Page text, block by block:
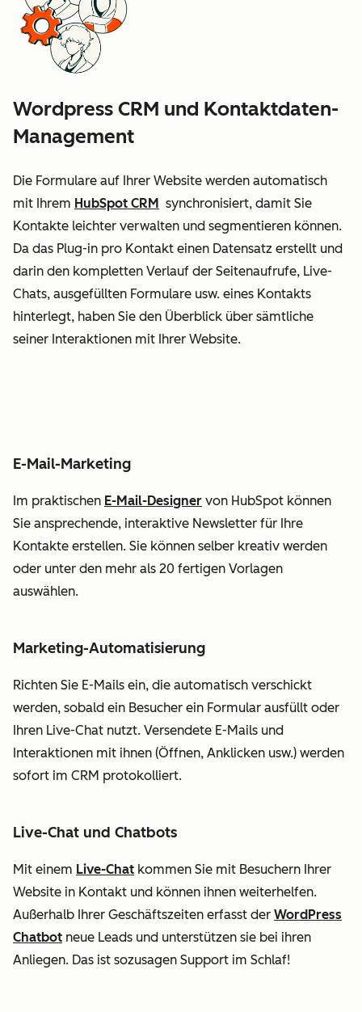
Wordpress CRM und Kontaktdaten-
Management
Die Formulare auf Ihrer Website werden automatisch
mit Ihrem HubSpot CRM synchronisiert, damit Sie
Kontakte leichter verwalten und segmentieren können.
Da das Plug-in pro Kontakt einen Datensatz erstellt und
darin den kompletten Verlauf der Seitenaufrufe, Live-
Chats, ausgefüllten Formulare usw. eines Kontakts
hinterlegt, haben Sie den Überblick über sämtliche
seiner Interaktionen mit Ihrer Website.
E-Mail-Marketing
Im praktischen E-Mail-Designer von HubSpot können
Sie ansprechende, interaktive Newsletter für Ihre
Kontakte erstellen. Sie können selber kreativ werden
oder unter den mehr als 20 fertigen Vorlagen
auswählen.
Marketing-Automatisierung
Richten Sie E-Mails ein, die automatisch verschickt
werden, sobald ein Besucher ein Formular ausfüllt oder
Ihren Live-Chat nutzt. Versendete E-Mails und
Interaktionen mit ihnen (Öffnen, Anklicken usw.) werden
sofort im CRM protokolliert.
Live-Chat und Chatbots
Mit einem Live-Chat kommen Sie mit Besuchern Ihrer
Website in Kontakt und können ihnen weiterhelfen.
Außerhalb Ihrer Geschäftszeiten erfasst der WordPress
Chatbot neue Leads und unterstützen sie bei ihren
Anliegen. Das ist sozusagen Support im Schlaf!